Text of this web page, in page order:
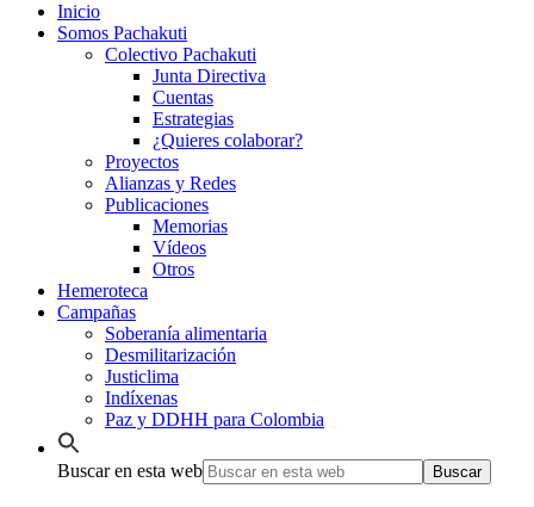
Inicio
Somos Pachakuti
Colectivo Pachakuti
Junta Directiva
Cuentas
Estrategias
¿Quieres colaborar?
Proyectos
Alianzas y Redes
Publicaciones
Memorias
Vídeos
Otros
Hemeroteca
Campañas
Soberanía alimentaria
Desmilitarización
Justiclima
Indíxenas
Paz y DDHH para Colombia
Buscar en esta web